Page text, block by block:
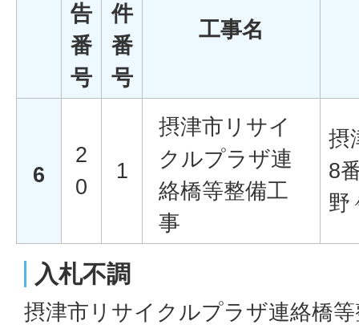
告
番
号
件
番
号
工事名
6
2
0
1
摂津市リサイ
クルプラザ連
絡橋等整備工
事
摂
8
野
入札不調
摂津市リサイクルプラザ連絡橋